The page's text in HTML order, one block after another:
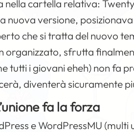
nella cartella relativa: Twenty
nuova versione,
che si tratta del nuovo
organizzato, sfrutta
tutti i giovani eheh) non fa
diventerà sicuramente
fa la forza
e WordPressMU